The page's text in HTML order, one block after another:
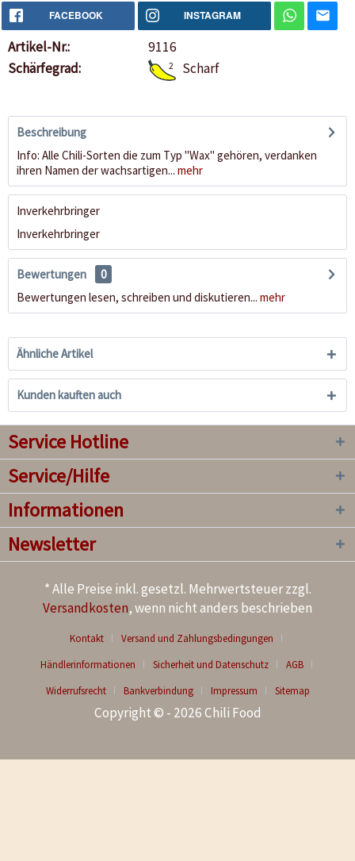
FACEBOOK INSTAGRAM
Artikel-Nr.:
9116
Schärfegrad:
2 Scharf
Beschreibung
Info: Alle Chili-Sorten die zum Typ "Wax" gehören, verdanken
ihren Namen der wachsartigen... mehr
Inverkehrbringer
Inverkehrbringer
Bewertungen
0
Bewertungen lesen, schreiben und diskutieren... mehr
Ähnliche Artikel
Kunden kauften auch
Service Hotline
Service/Hilfe
Informationen
Newsletter
* Alle Preise inkl. gesetzl. Mehrwertsteuer zzgl.
Versandkosten, wenn nicht anders beschrieben
Kontakt
Versand und Zahlungsbedingungen
Händlerinformationen
Sicherheit und Datenschutz
AGB
Widerrufsrecht
Bankverbindung Impressum Sitemap
Copyright © - 2026 Chili Food